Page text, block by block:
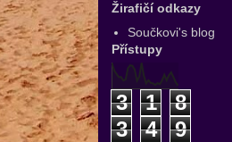
Žirafičí odkazy
Součkovi's blog
Přístupy
3 1
8
3
4 9